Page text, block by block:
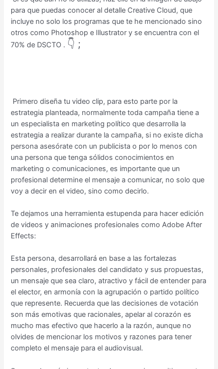
para que puedas conocer al detalle Creative Cloud, que
incluye no solo los programas que te he mencionado sino
otros como Photoshop e Illustrator y se encuentra con el
70% de DSCTO . 👇 ;
Primero diseña tu video clip, para esto parte por la
estrategia planteada, normalmente toda campaña tiene a
un especialista en marketing político que desarrolla la
estrategia a realizar durante la campaña, si no existe dicha
persona asesórate con un publicista o por lo menos con
una persona que tenga sólidos conocimientos en
marketing o comunicaciones, es importante que un
profesional determine el mensaje a comunicar, no solo que
voy a decir en el video, sino como decirlo.
Te dejamos una herramienta estupenda para hacer edición
de videos y animaciones profesionales como Adobe After
Effects:
Esta persona, desarrollará en base a las fortalezas
personales, profesionales del candidato y sus propuestas,
un mensaje que sea claro, atractivo y fácil de entender para
el elector, en armonía con la agrupación o partido político
que represente. Recuerda que las decisiones de votación
son más emotivas que racionales, apelar al corazón es
mucho mas efectivo que hacerlo a la razón, aunque no
olvides de mencionar los motivos y razones para tener
completo el mensaje para el audiovisual.